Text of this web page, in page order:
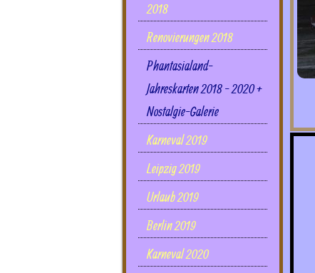
2018
Renovierungen 2018
Phantasialand-
Jahreskarten 2018 - 2020 +
Nostalgie-Galerie
Karneval 2019
Leipzig 2019
Urlaub 2019
Berlin 2019
Karneval 2020